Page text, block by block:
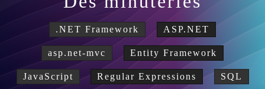
.NET Framework ASP.NET
asp.net-mvc Entity Framework
JavaScript Regular Expressions SQL